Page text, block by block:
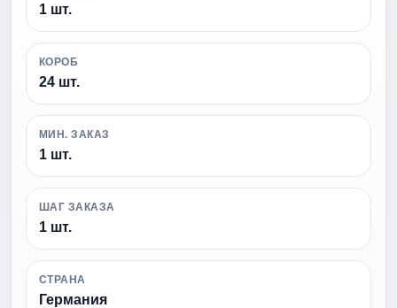
1 шт.
КОРОБ
24 шт.
МИН. ЗАКАЗ
1 шт.
ШАГ ЗАКАЗА
1 шт.
СТРАНА
Германия